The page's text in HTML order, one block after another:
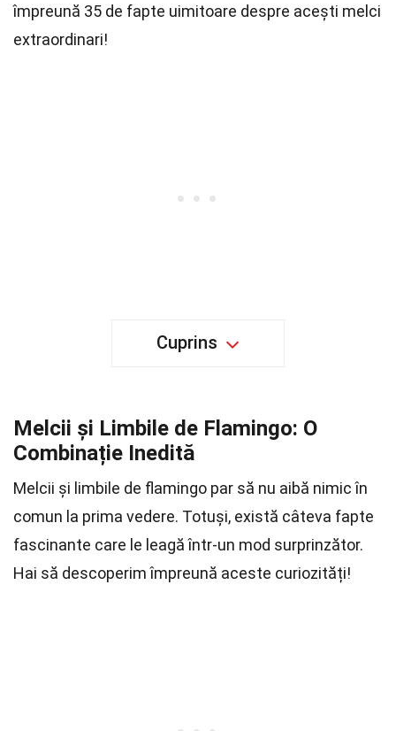
împreună 35 de fapte uimitoare despre acești melci
extraordinari!
Cuprins
Melcii și Limbile de Flamingo: O
Combinație Inedită
Melcii și limbile de flamingo par să nu aibă nimic în
comun la prima vedere. Totuși, există câteva fapte
fascinante care le leagă într-un mod surprinzător.
Hai să descoperim împreună aceste curiozități!